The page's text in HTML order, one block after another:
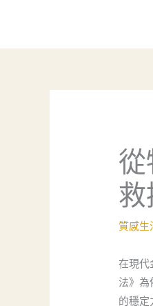
主
質感生
在現代
法》為
的穩定